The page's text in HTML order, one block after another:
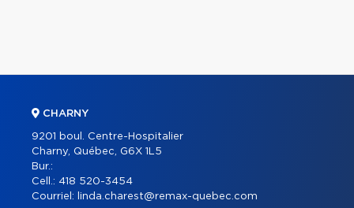
CHARNY
9201 boul. Centre-Hospitalier
Charny, Québec, G6X 1L5
Bur.:
Cell.: 418 520-3454
Courriel:
linda.charest@remax-quebec.com